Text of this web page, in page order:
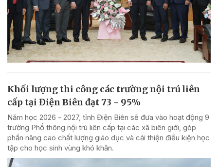
Khối lượng thi công các trường nội trú liên
cấp tại Điện Biên đạt 73 - 95%
Năm học 2026 - 2027, tỉnh Điện Biên sẽ đưa vào hoạt động 9
trường Phổ thông nội trú liên cấp tại các xã biên giới, góp
phần nâng cao chất lượng giáo dục và cải thiện điều kiện học
tập cho học sinh vùng khó khăn.